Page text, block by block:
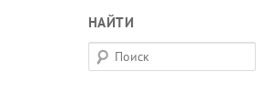
НАЙТИ
П
о